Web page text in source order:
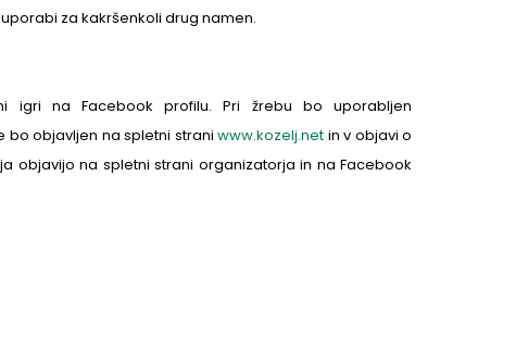
za kakršenkoli drug namen.
na Facebook profilu. Pri žrebu bo uporabljen
bo objavljen na spletni straniwww.kozelj.net in v objavi o
objavijo na spletni strani organizatorja in na Facebook